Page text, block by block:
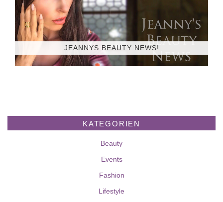
JEANNYS BEAUTY NEWS!
KATEGORIEN
Beauty
Events
Fashion
Lifestyle